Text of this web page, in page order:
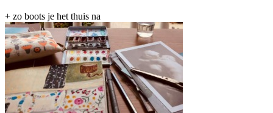
+ zo boots je het thuis na